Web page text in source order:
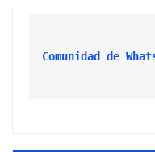
Comunidad de